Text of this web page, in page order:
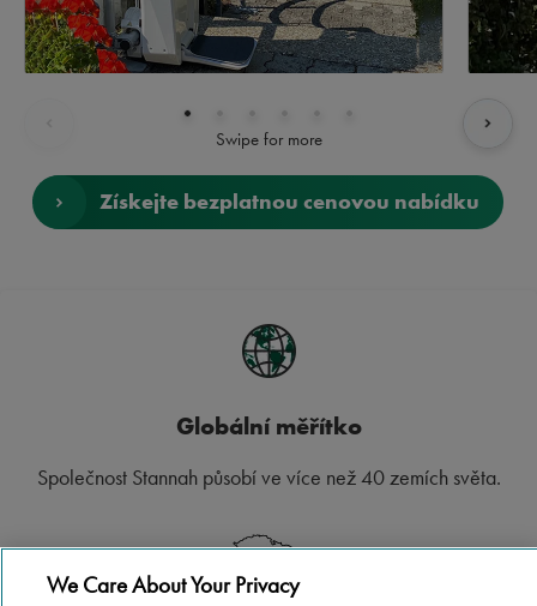
Swipe for more
Získejte bezplatnou cenovou nabídku
Globální měřítko
Společnost Stannah působí ve více než 40 zemích světa.
We Care About Your Privacy